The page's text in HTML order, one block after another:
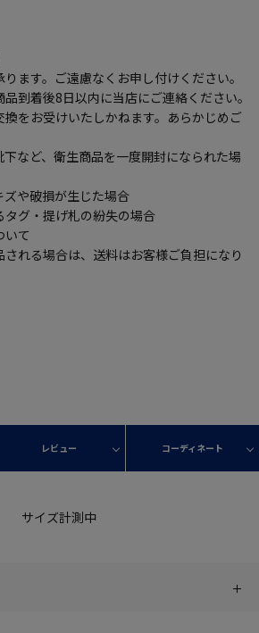
ます。ご遠慮なくお申し付けください。
到着後8日以内に当店にご連絡ください。
をお受けいたしかねます。あらかじめご
など、衛生商品を一度開封になられた場
や破損が生じた場合
グ・提げ札の紛失の場合
て
れる場合は、送料はお客様ご負担になり
レビュー コーディネート
サイズ計測中